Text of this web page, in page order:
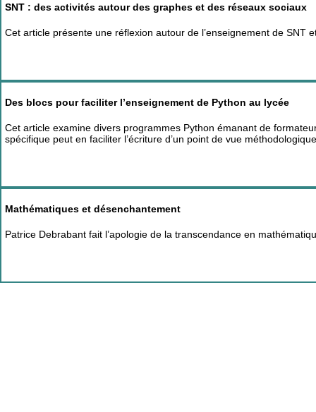
SNT : des activités autour des graphes et des réseaux sociaux
Cet article présente une réflexion autour de l’enseignement de SNT
Des blocs pour faciliter l’enseignement de Python au lycée
Cet article examine divers programmes Python émanant de
spécifique peut en faciliter l’écriture d’un point de vue
Mathématiques et désenchantement
Patrice Debrabant fait l’apologie de la transcendance en